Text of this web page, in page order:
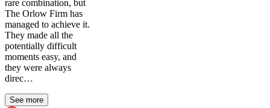
rare combination, but
The Orlow Firm has
managed to achieve it.
They made all the
potentially difficult
moments easy, and
they were always
direc…
See more